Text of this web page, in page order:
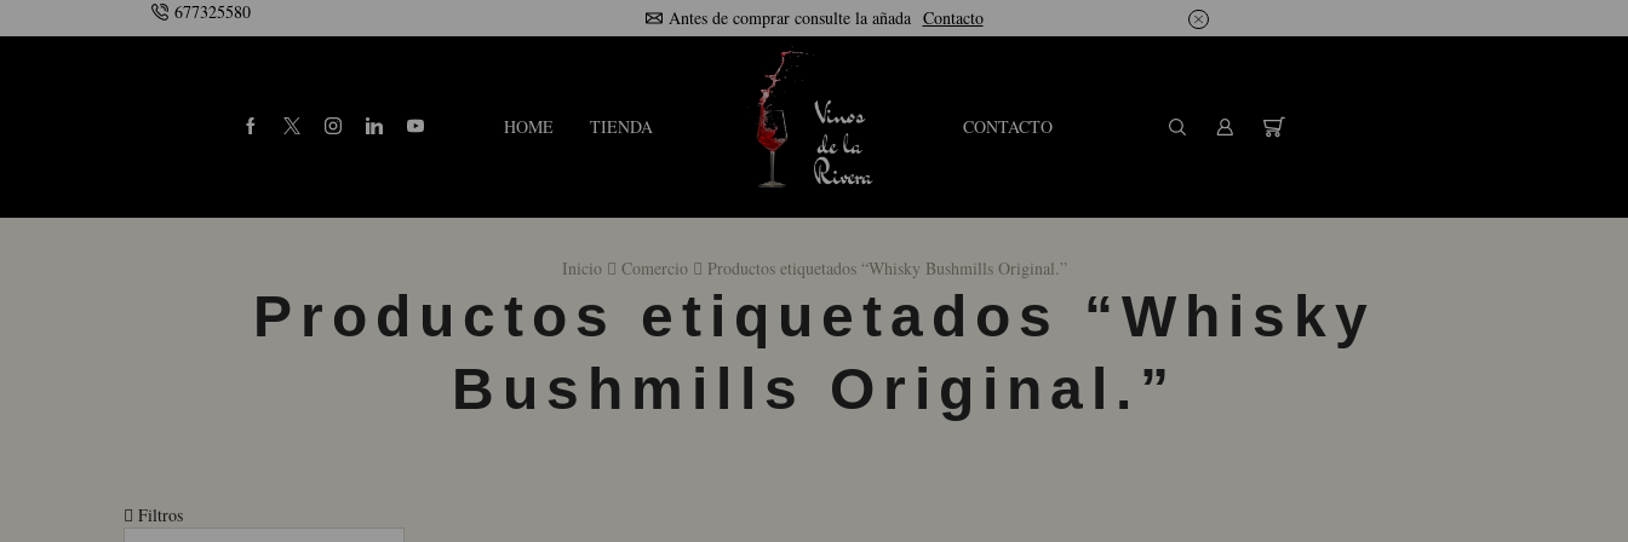
677325580 Antes de comprar consulte la añada Contacto
HOME TIENDA CONTACTO
Inicio Comercio Productos etiquetados “Whisky Bushmills Original.”
Productos etiquetados “Whisky
Bushmills Original.”
Filtros